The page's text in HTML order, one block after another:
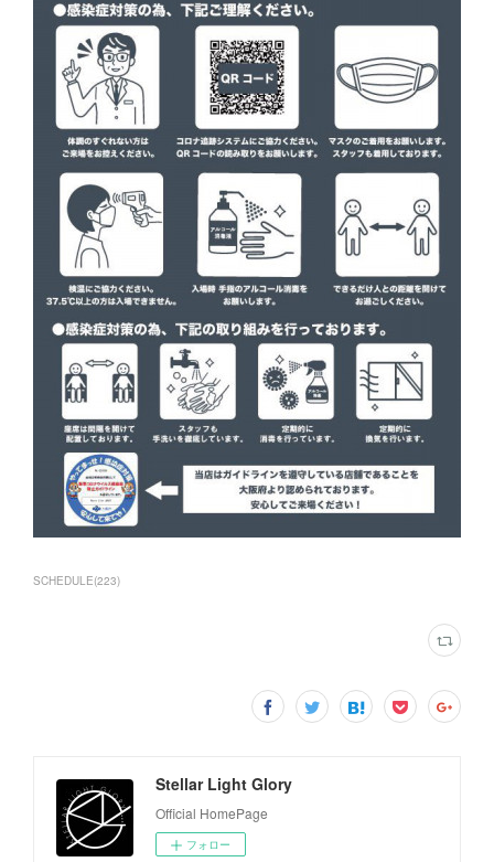
SCHEDULE(223)
Stellar Light Glory
Official HomePage
フォロー